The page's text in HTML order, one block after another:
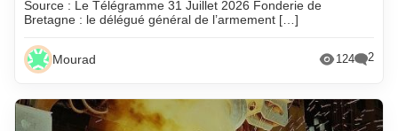
Source : Le Télégramme 31 Juillet 2026 Fonderie de
Bretagne : le délégué général de l’armement […]
Mourad 124 2